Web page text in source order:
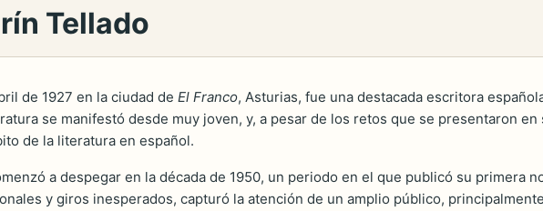
Tellado
de 1927 en la ciudad de El Franco, Asturias, fue una destacada escritora
se manifestó desde muy joven, y, a pesar de los retos que se presentaron
de la literatura en español.
a despegar en la década de 1950, un periodo en el que publicó su primera
y giros inesperados, capturó la atención de un amplio público,